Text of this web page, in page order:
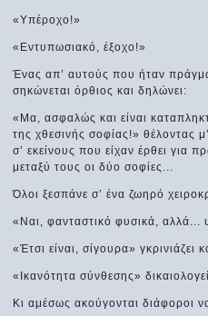
«Υπέροχο!»
«Εντυπωσιακό, έξοχο!»
Ένας απ’ αυτούς που ήταν
σηκώνεται όρθιος και δηλώνει:
«Μα, ασφαλώς και είναι
της χθεσινής σοφίας!» θέλοντας
σ’ εκείνους που είχαν έρθει για
μεταξύ τους οι δύο σοφίες...
Όλοι ξεσπάνε σ’ ένα ζωηρό
«Ναι, φανταστικό φυσικά, αλλά...
«Έτσι είναι, σίγουρα» γκρινιάζει
«Ικανότητα σύνθεσης»
Κι αμέσως ακούγονται διάφοροι